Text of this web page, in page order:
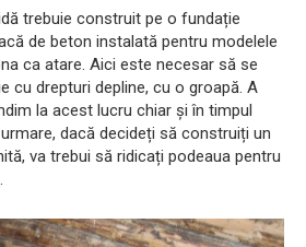
trebuie construit pe o fundație
de beton instalată pentru modelele
ca atare. Aici este necesar să se
cu drepturi depline, cu o groapă. A
la acest lucru chiar și în timpul
dacă decideți să construiți un
va trebui să ridicați podeaua pentru